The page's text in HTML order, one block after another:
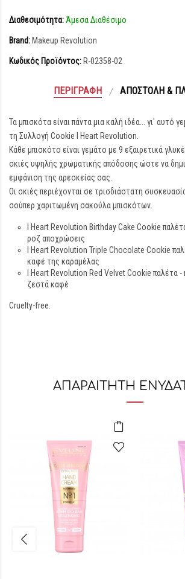
Διαθεσιμότητα: Άμεσα Διαθέσιμο
Brand: Makeup Revolution
Κωδικός Προϊόντος: R-02358-02
ΠΕΡΙΓΡΑΦΉ ΑΠΟΣΤΟΛΉ &
Τα μπισκότα είναι πάντα μια καλή ιδέα... γι' αυτό
τη Συλλογή Cookie I Heart Revolution.
Κάθε μπισκότο είναι γεμάτο με 9 εξαιρετικά
σκιές υψηλής χρωματικής απόδοσης ώστε να
εμφάνιση της αρεσκείας σας.
Οι σκιές περιέχονται σε τρισδιάστατη
σούπερ χαριτωμένη σακούλα μπισκότων.
I Heart Revolution Birthday Cake Cookie
ροζ αποχρώσεις
I Heart Revolution Triple Chocolate Cookie
καφέ της καραμέλας
I Heart Revolution Red Velvet Cookie παλέτα -
ζεστά καφέ
Cruelty-free.
ΑΠΑΡΑΙΤΗΤΗ